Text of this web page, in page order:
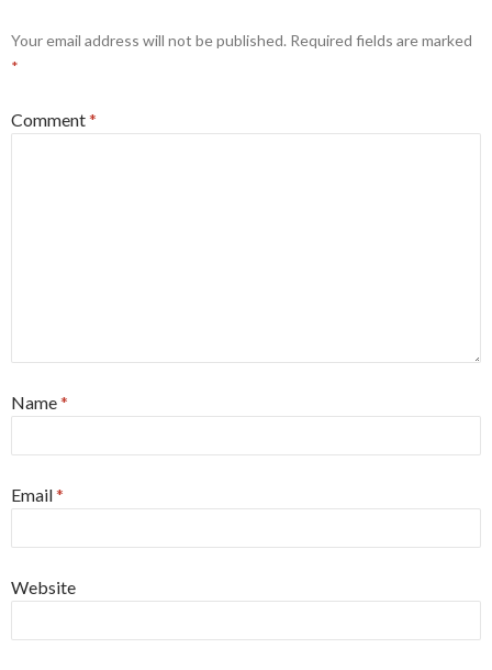
Your email address will not be published. Required fields are marked
*
Comment*
Name*
Email*
Website